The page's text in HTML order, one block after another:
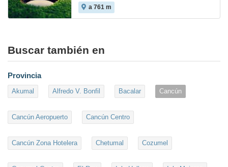
a 761 m
Buscar también en
Provincia
Akumal Alfredo V. Bonfil Bacalar Cancún
Cancún Aeropuerto Cancún Centro
Cancún Zona Hotelera Chetumal Cozumel